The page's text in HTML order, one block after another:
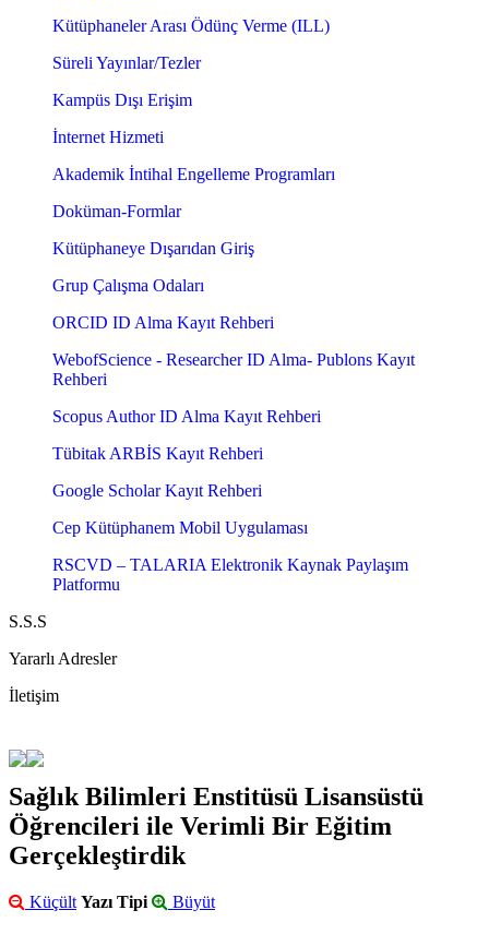
Kütüphaneler Arası Ödünç Verme (ILL)
Süreli Yayınlar/Tezler
Kampüs Dışı Erişim
İnternet Hizmeti
Akademik İntihal Engelleme Programları
Doküman-Formlar
Kütüphaneye Dışarıdan Giriş
Grup Çalışma Odaları
ORCID ID Alma Kayıt Rehberi
WebofScience - Researcher ID Alma- Publons Kayıt
Rehberi
Scopus Author ID Alma Kayıt Rehberi
Tübitak ARBİS Kayıt Rehberi
Google Scholar Kayıt Rehberi
Cep Kütüphanem Mobil Uygulaması
RSCVD – TALARIA Elektronik Kaynak Paylaşım
Platformu
S.S.S
Yararlı Adresler
İletişim
Sağlık Bilimleri Enstitüsü Lisansüstü
Öğrencileri ile Verimli Bir Eğitim
Gerçekleştirdik
Küçült Yazı Tipi Büyüt